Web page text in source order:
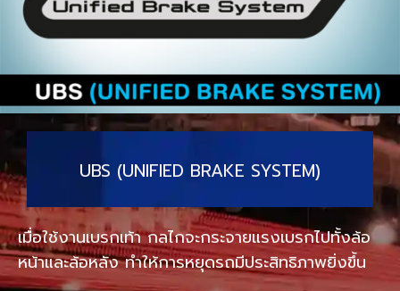
UBS (UNIFIED BRAKE SYSTEM)
เมื่อใช้งานเบรกเท้า กลไกจะกระจายแรงเบรกไปทั้งล้อ
หน้าและล้อหลัง ทำให้การหยุดรถมีประสิทธิภาพยิ่งขึ้น